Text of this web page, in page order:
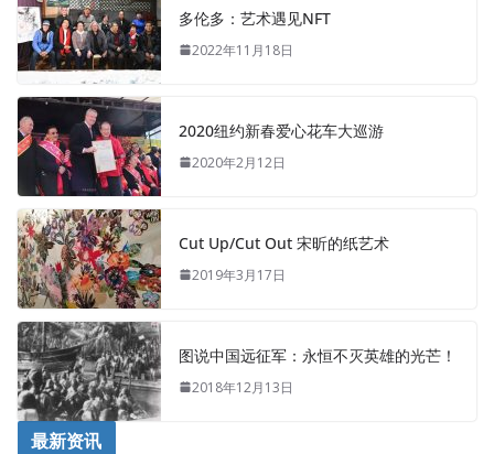
多伦多：艺术遇见NFT
2022年11月18日
2020纽约新春爱心花车大巡游
2020年2月12日
Cut Up/Cut Out 宋昕的纸艺术
2019年3月17日
图说中国远征军：永恒不灭英雄的光芒！
2018年12月13日
最新资讯